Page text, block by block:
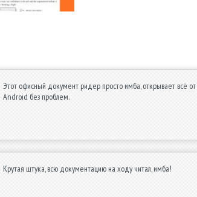
Этот офисный документ ридер просто имба, открывает всё
Android без проблем.
Крутая штука, всю документацию на ходу читал, имба!